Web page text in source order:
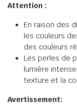
Attention :
En raison des
les couleurs
des couleurs
Les perles de
lumière
texture et la
Avertissement: